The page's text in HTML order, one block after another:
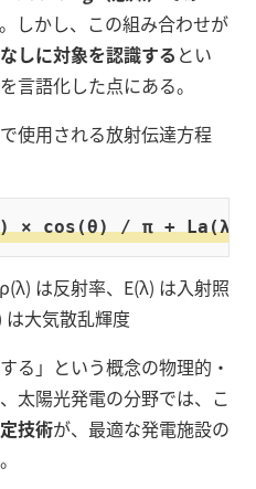
しかし、この組み合わせが
しに対象を認識する とい
言語化した点にある。
使用される放射伝達方程
× cos(θ) / π + La(λ)
は反射率、E(λ) は入射照
大気散乱輝度
る」という概念の物理的・
太陽光発電の分野では、こ
技術が、最適な発電施設の